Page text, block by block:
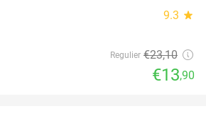
9.3 star
Regulier €23,10
€13,90